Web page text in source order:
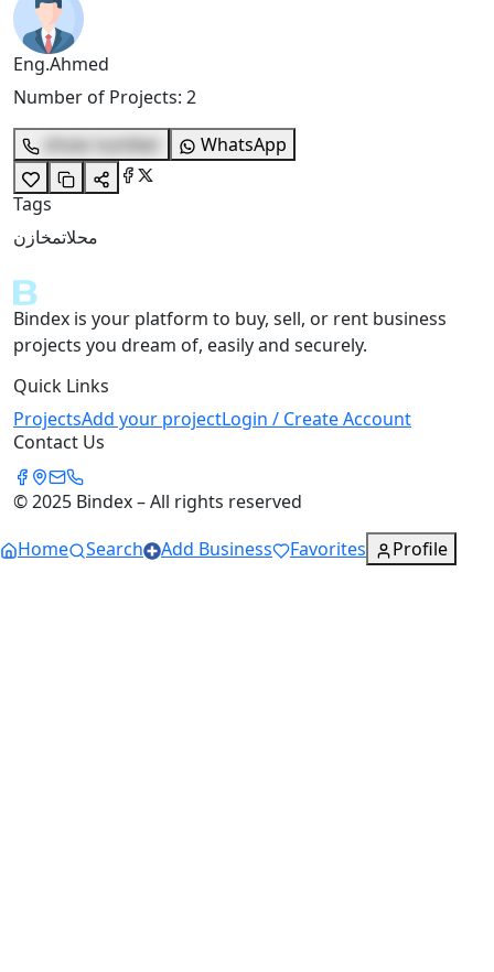
Eng.Ahmed
Number of Projects: 2
show number
WhatsApp
Tags
محلاتمخازن
Bindex is your platform to buy, sell, or rent business
projects you dream of, easily and securely.
Quick Links
ProjectsAdd your projectLogin / Create Account
Contact Us
© 2025 Bindex – All rights reserved
Home
Search Add Business Favorites Profile